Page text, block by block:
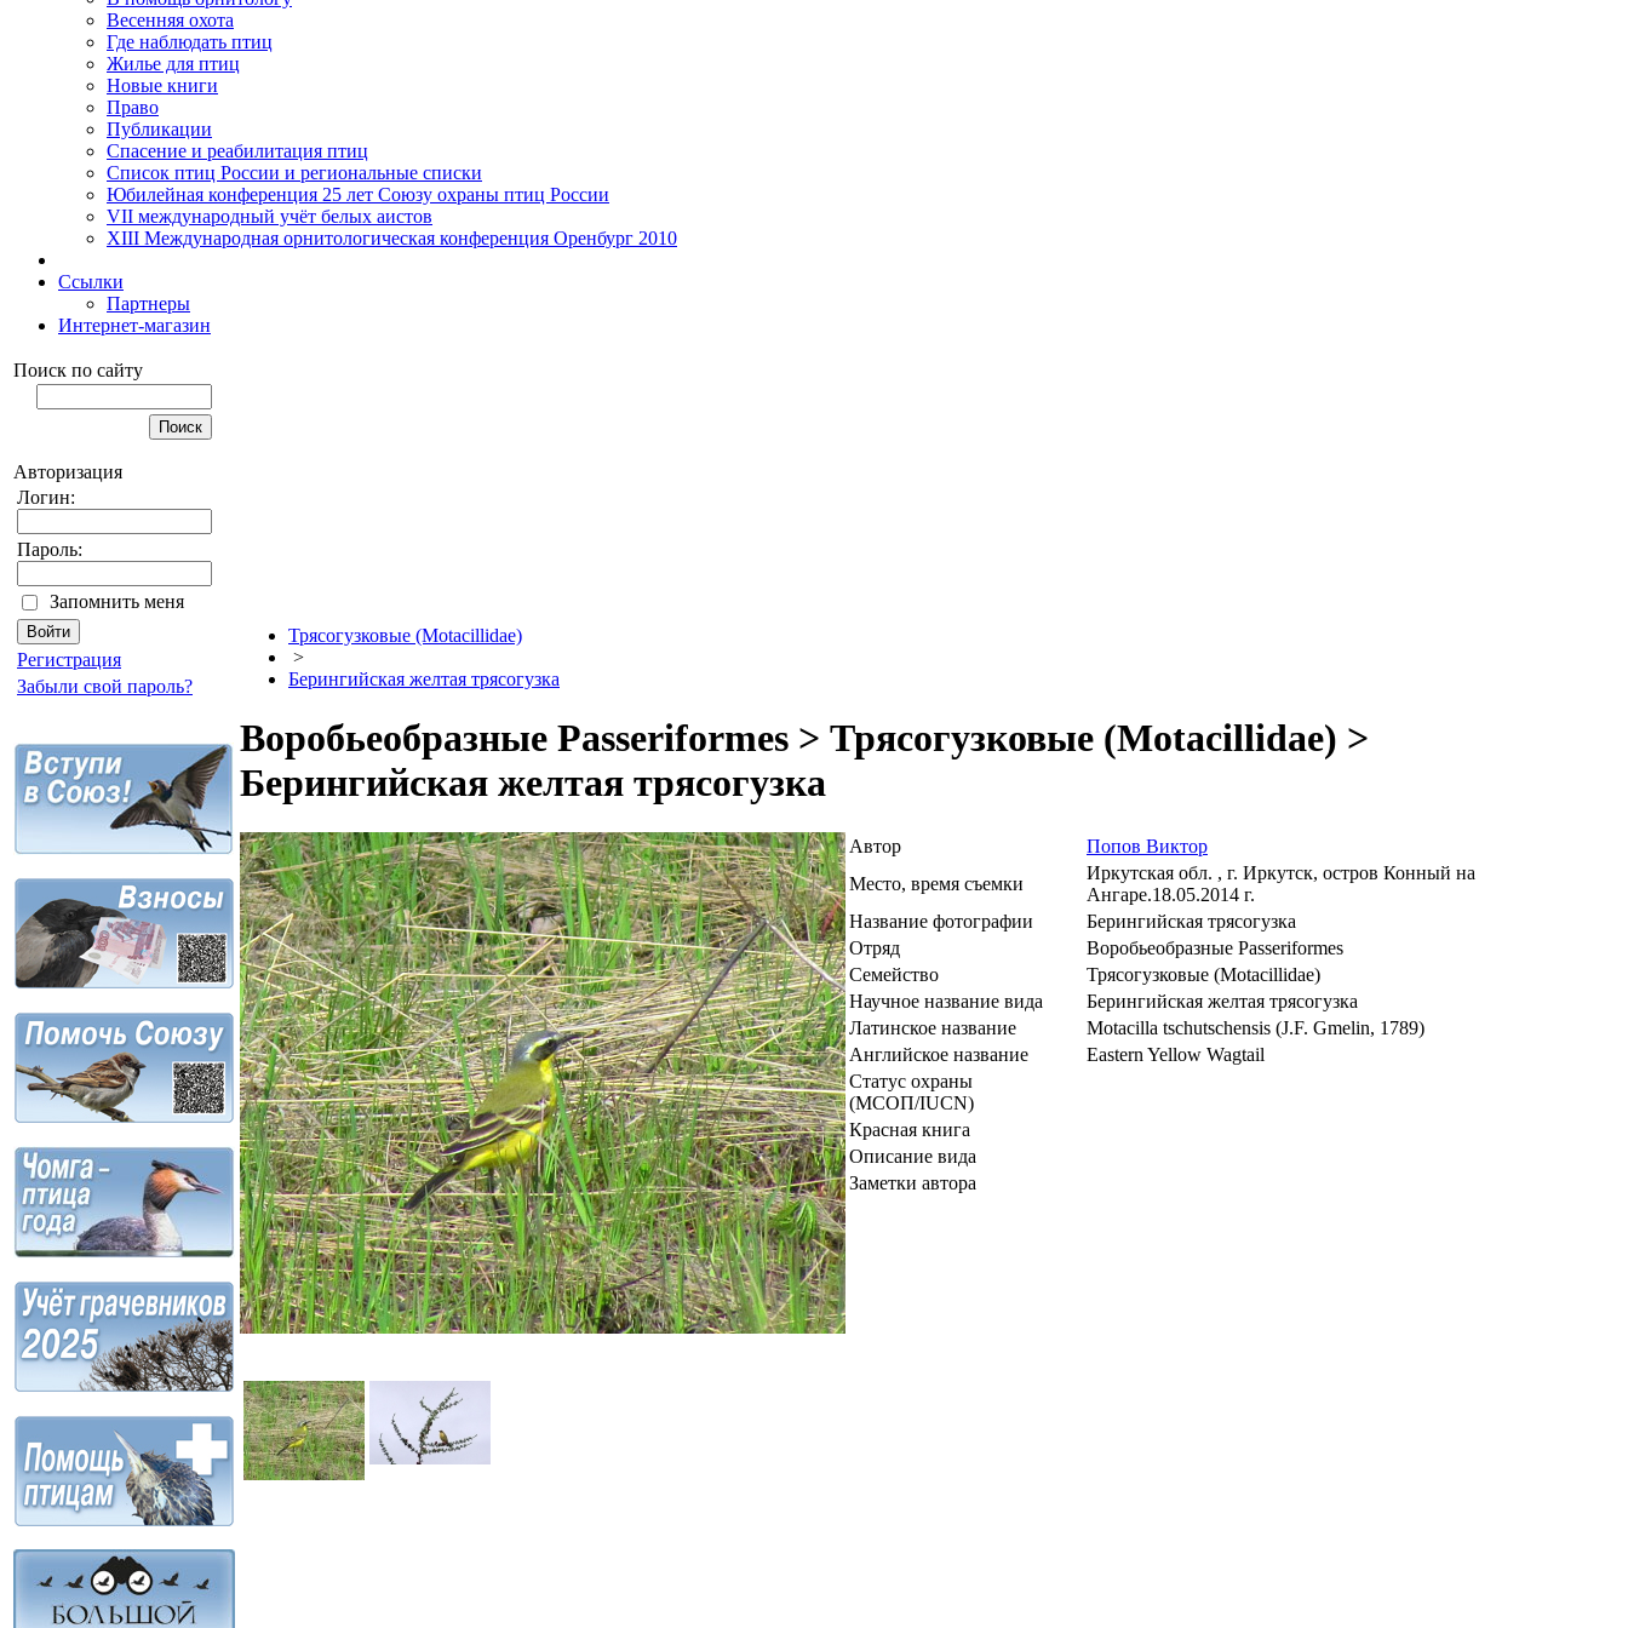
Весенняя охота
Где наблюдать птиц
Жилье для птиц
Новые книги
Право
Публикации
Спасение и реабилитация птиц
Список птиц России и региональные списки
Юбилейная конференция 25 лет Союзу охраны птиц России
VII международный учёт белых аистов
XIII Международная орнитологическая конференция Оренбург 2010
Ссылки
Партнеры
Интернет-магазин
Поиск по сайту
Авторизация
Логин:
Пароль:
Запомнить меня
Регистрация
Забыли свой пароль?
Трясогузковые (Motacillidae)
>
Берингийская желтая трясогузка
Воробьеобразные Passeriformes > Трясогузковые (Motacillidae) >
Берингийская желтая трясогузка
Автор
Попов Виктор
Место, время съемки
Иркутская обл. , г. Иркутск, остров Конный на
Ангаре.18.05.2014 г.
Название фотографии
Берингийская трясогузка
Отряд
Воробьеобразные Passeriformes
Семейство
Трясогузковые (Motacillidae)
Научное название вида
Берингийская желтая трясогузка
Латинское название
Motacilla tschutschensis (J.F. Gmelin, 1789)
Английское название
Eastern Yellow Wagtail
Статус охраны
(МСОП/IUCN)
Красная книга
Описание вида
Заметки автора